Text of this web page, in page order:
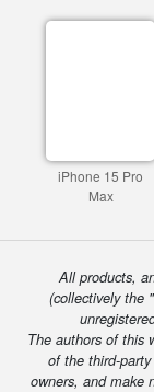
iPhone 15 Pro
Max
All products,
(collectively the
The authors of this
of the third-
owners, and make